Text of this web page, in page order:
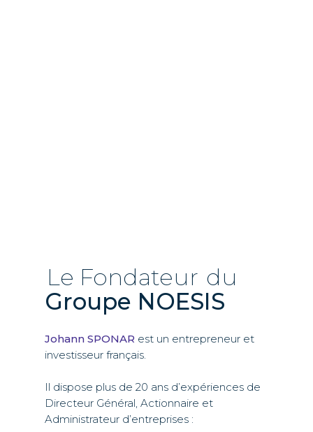
Le Fondateur du
Groupe NOESIS
Johann SPONAR est un entrepreneur et
investisseur français.
Il dispose plus de 20 ans d’expériences de
Directeur Général, Actionnaire et
Administrateur d’entreprises :